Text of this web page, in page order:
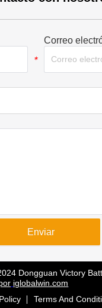
*
Correo
Enviar
Dongguan Victory
iglobalwin.com
Terms And